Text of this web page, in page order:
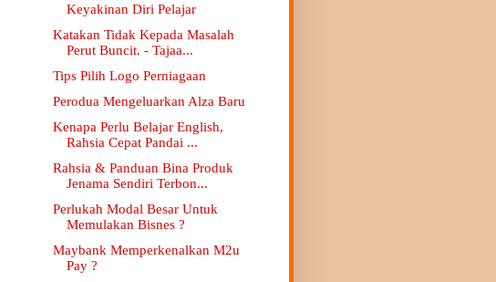
Keyakinan Diri Pelajar
Katakan Tidak Kepada Masalah
Perut Buncit. - Tajaa...
Tips Pilih Logo Perniagaan
Perodua Mengeluarkan Alza Baru
Kenapa Perlu Belajar English,
Rahsia Cepat Pandai ...
Rahsia & Panduan Bina Produk
Jenama Sendiri Terbon...
Perlukah Modal Besar Untuk
Memulakan Bisnes ?
Maybank Memperkenalkan M2u
Pay ?